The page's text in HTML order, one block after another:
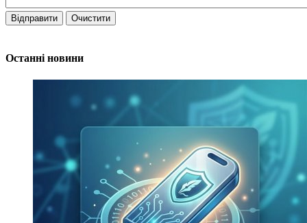
Відправити Очистити
Останні новини